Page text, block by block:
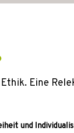
Eine
und